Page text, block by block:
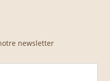
newsletter